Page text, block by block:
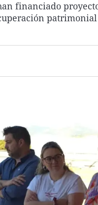
financiado